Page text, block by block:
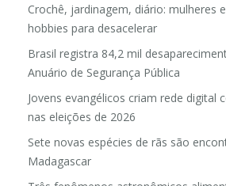
Crochê, jardinagem, diário: mulheres
hobbies para desacelerar
Brasil registra 84,2 mil
Anuário de Segurança Pública
Jovens evangélicos criam rede digital
nas eleições de 2026
Sete novas espécies de rãs são
Madagascar